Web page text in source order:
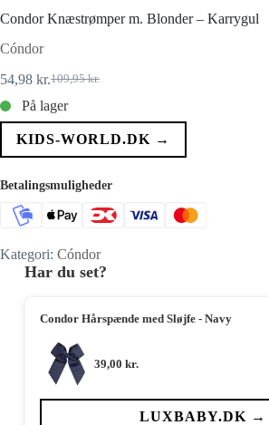
Condor Knæstrømper m. Blonder – Karrygul
Cóndor
109,95kr.
Den
oprindelige
pris
var:
54,98 kr.Den
aktuelle
pris
er:
På lager
KIDS-WORLD.DK →
Betalingsmuligheder
Kategori: Cóndor
Har du set?
Condor Hårspænde med Sløjfe - Navy
39,00 kr.
LUXBABY.DK →